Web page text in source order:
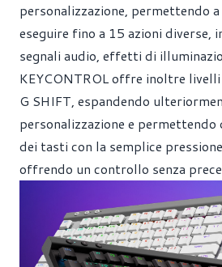
personalizzazione, permettendo
eseguire fino a 15 azioni diverse,
segnali audio, effetti di
KEYCONTROL offre inoltre
G SHIFT, espandendo
personalizzazione e
dei tasti con la semplice
offrendo un controllo senza